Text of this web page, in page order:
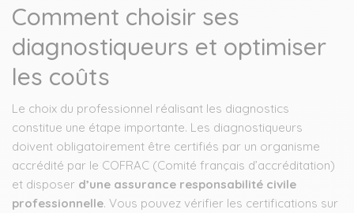
Comment choisir ses
diagnostiqueurs et optimiser
les coûts
Le choix du professionnel réalisant les diagnostics
constitue une étape importante. Les diagnostiqueurs
doivent obligatoirement être certifiés par un organisme
accrédité par le COFRAC (Comité français d’accréditation)
et disposer d’une assurance responsabilité civile
professionnelle. Vous pouvez vérifier les certifications sur